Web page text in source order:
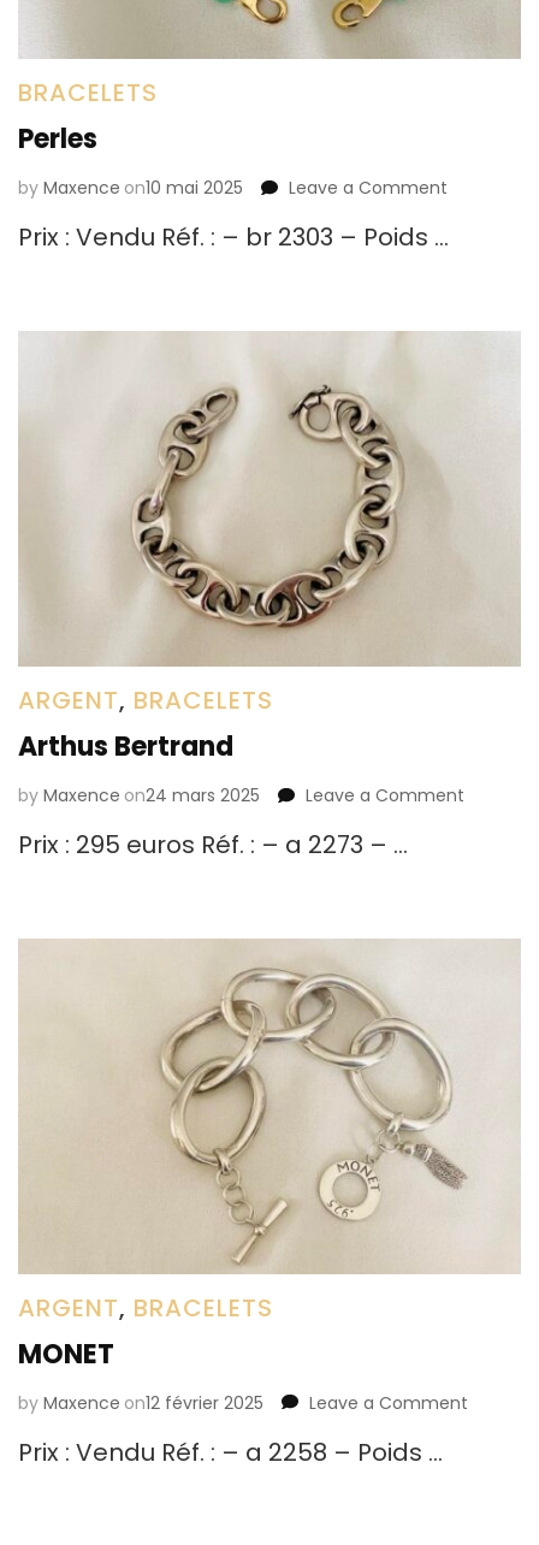
BRACELETS
Perles
by Maxence on10 mai 2025 Leave a Comment
Prix : Vendu Réf. : – br 2303 – Poids …
ARGENT, BRACELETS
Arthus Bertrand
by Maxence on24 mars 2025 Leave a Comment
Prix : 295 euros Réf. : – a 2273 – …
ARGENT, BRACELETS
MONET
by Maxence on12 février 2025 Leave a Comment
Prix : Vendu Réf. : – a 2258 – Poids …